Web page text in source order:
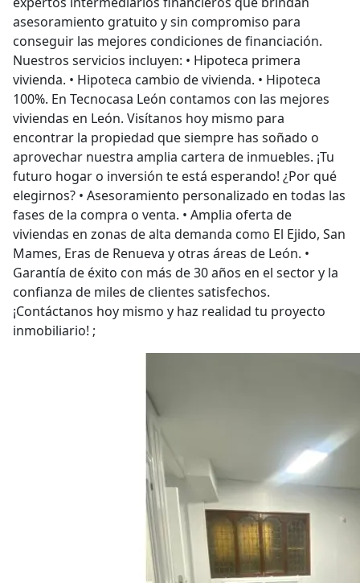
asesoramiento gratuito y sin compromiso para
conseguir las mejores condiciones de financiación.
Nuestros servicios incluyen: • Hipoteca primera
vivienda. • Hipoteca cambio de vivienda. • Hipoteca
100%. En Tecnocasa León contamos con las mejores
viviendas en León. Visítanos hoy mismo para
encontrar la propiedad que siempre has soñado o
aprovechar nuestra amplia cartera de inmuebles. ¡Tu
futuro hogar o inversión te está esperando! ¿Por qué
elegirnos? • Asesoramiento personalizado en todas las
fases de la compra o venta. • Amplia oferta de
viviendas en zonas de alta demanda como El Ejido, San
Mames, Eras de Renueva y otras áreas de León. •
Garantía de éxito con más de 30 años en el sector y la
confianza de miles de clientes satisfechos.
¡Contáctanos hoy mismo y haz realidad tu proyecto
inmobiliario! ;